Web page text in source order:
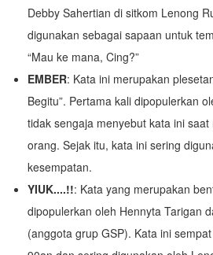
Debby Sahertian di sitkom Lenong
digunakan sebagai sapaan untuk
“Mau ke mana, Cing?”
EMBER: Kata ini merupakan
Begitu”. Pertama kali dipopulerkan
tidak sengaja menyebut kata ini
orang. Sejak itu, kata ini sering
kesempatan.
YIUK....!!: Kata yang merupakan
dipopulerkan oleh Hennyta Tarigan
(anggota grup GSP). Kata ini